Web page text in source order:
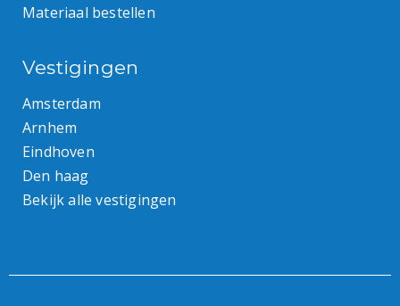
Materiaal bestellen
Vestigingen
Amsterdam
Arnhem
Eindhoven
Den haag
Bekijk alle vestigingen